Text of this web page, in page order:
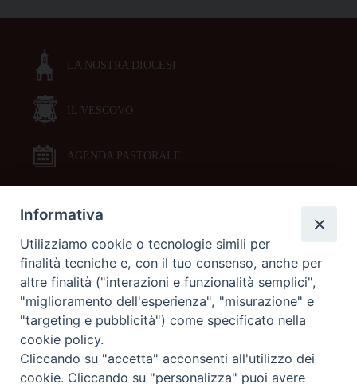
LA NOSTRA DIOCESI
IL VESCOVO
AGENDA PASTORALE
DOCUMENTI PASTORALI
ORARI MESSE
LITURGIA DELLE ORE
GALLERIE FOTOGRAFICHE
Informativa
Utilizziamo cookie o tecnologie simili per
finalità tecniche e, con il tuo consenso, anche per
altre finalità ("interazioni e funzionalità semplici",
"miglioramento dell'esperienza", "misurazione" e
"targeting e pubblicità") come specificato nella
cookie policy.
Cliccando su "accetta" acconsenti all'utilizzo dei
cookie. Cliccando su "personalizza" puoi avere